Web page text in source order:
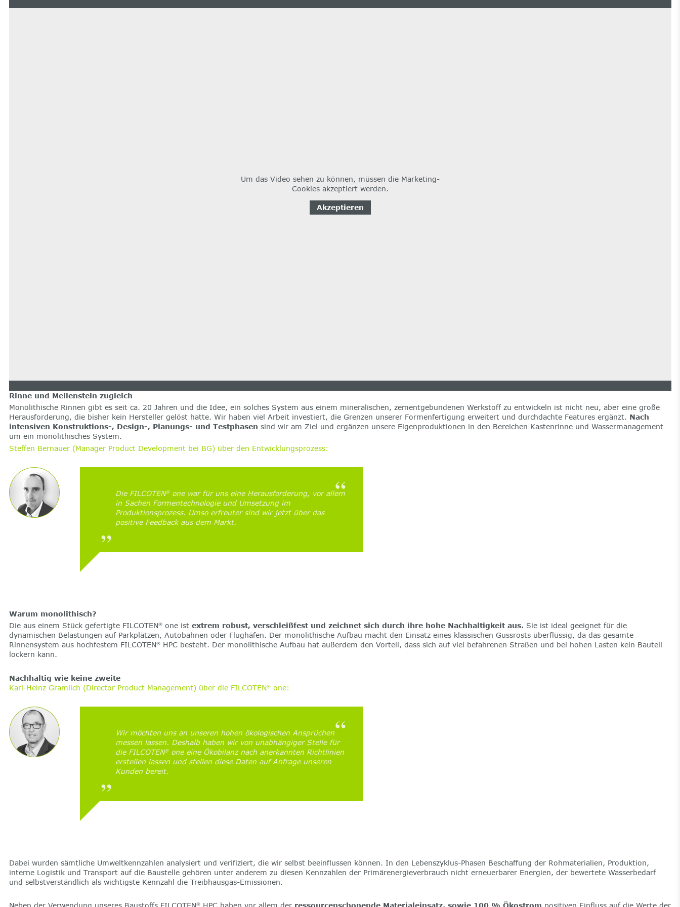
Um das Video sehen zu können, müssen die Marketing-
Cookies akzeptiert werden.
Akzeptieren
Rinne und Meilenstein zugleich
Monolithische Rinnen gibt es seit ca. 20 Jahren und die Idee, ein solches System aus einem mineralischen, zementgebundenen Werkstoff zu entwickeln ist nicht neu, aber eine große
Herausforderung, die bisher kein Hersteller gelöst hatte. Wir haben viel Arbeit investiert, die Grenzen unserer Formenfertigung erweitert und durchdachte Features ergänzt. Nach
intensiven Konstruktions-, Design-, Planungs- und Testphasen sind wir am Ziel und ergänzen unsere Eigenproduktionen in den Bereichen Kastenrinne und Wassermanagement
um ein monolithisches System.
Steffen Bernauer (Manager Product Development bei BG) über den Entwicklungsprozess:
Die FILCOTEN®one war für uns eine Herausforderung, vor allem
in Sachen Formentechnologie und Umsetzung im
Produktionsprozess. Umso erfreuter sind wir jetzt über das
positive Feedback aus dem Markt.
Warum monolithisch?
Die aus einem Stück gefertigte FILCOTEN®one ist extrem robust, verschleißfest und zeichnet sich durch ihre hohe Nachhaltigkeit aus. Sie ist ideal geeignet für die
dynamischen Belastungen auf Parkplätzen, Autobahnen oder Flughäfen. Der monolithische Aufbau macht den Einsatz eines klassischen Gussrosts überflüssig, da das gesamte
Rinnensystem aus hochfestem FILCOTEN®HPC besteht. Der monolithische Aufbau hat außerdem den Vorteil, dass sich auf viel befahrenen Straßen und bei hohen Lasten kein Bauteil
lockern kann.
Nachhaltig wie keine zweite
Karl-Heinz Gramlich (Director Product Management) über die FILCOTEN®one:
Wir möchten uns an unseren hohen ökologischen Ansprüchen
messen lassen. Deshalb haben wir von unabhängiger Stelle für
die FILCOTEN®one eine Ökobilanz nach anerkannten Richtlinien
erstellen lassen und stellen diese Daten auf Anfrage unseren
Kunden bereit.
Dabei wurden sämtliche Umweltkennzahlen analysiert und verifiziert, die wir selbst beeinflussen können. In den Lebenszyklus-Phasen Beschaffung der Rohmaterialien, Produktion,
interne Logistik und Transport auf die Baustelle gehören unter anderem zu diesen Kennzahlen der Primärenergieverbrauch nicht erneuerbarer Energien, der bewertete Wasserbedarf
und selbstverständlich als wichtigste Kennzahl die Treibhausgas-Emissionen.
®